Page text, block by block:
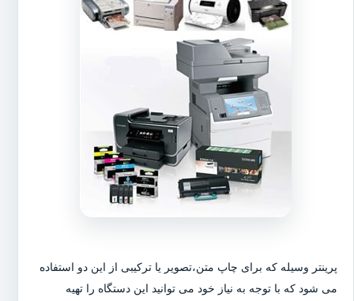
پرینتر وسیله که برای چاپ متن،تصویر یا ترکیبی از این دو استفاده
می شود که با توجه به نیاز خود می توانید این دستگاه را تهیه